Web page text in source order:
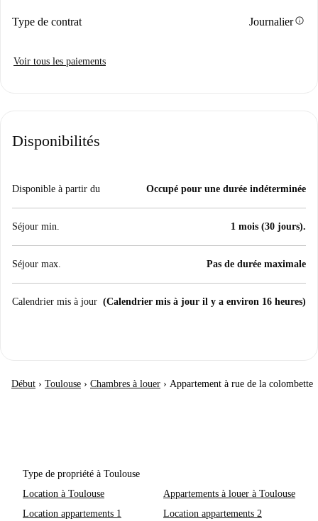
Type de contrat Journalierinfo
Voir tous les paiements
Disponibilités
Disponible à partir du Occupé pour une durée indéterminée
Séjour min. 1 mois (30 jours).
Séjour max. Pas de durée maximale
Calendrier mis à jour (Calendrier mis à jour il y a environ 16 heures)
Début › Toulouse › Chambres à louer › Appartement à rue de la colombette
Type de propriété à Toulouse
Location à Toulouse
Appartements à louer à Toulouse
Location appartements 1
Location appartements 2